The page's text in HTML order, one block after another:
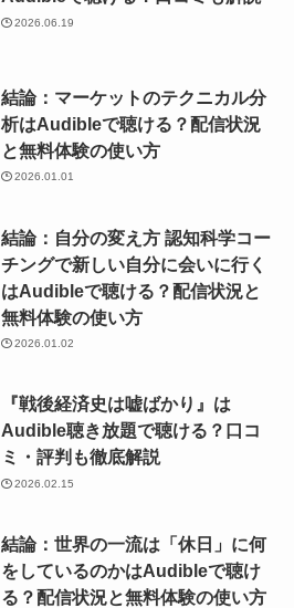
2026.06.19
結論：マーケットのテクニカル分
析はAudibleで聴ける？配信状況
と無料体験の使い方
2026.01.01
結論：自分の変え方 認知科学コー
チングで新しい自分に会いに行く
はAudibleで聴ける？配信状況と
無料体験の使い方
2026.01.02
『戦後経済史は嘘ばかり』は
Audible聴き放題で聴ける？口コ
ミ・評判も徹底解説
2026.02.15
結論：世界の一流は「休日」に何
をしているのかはAudibleで聴け
る？配信状況と無料体験の使い方